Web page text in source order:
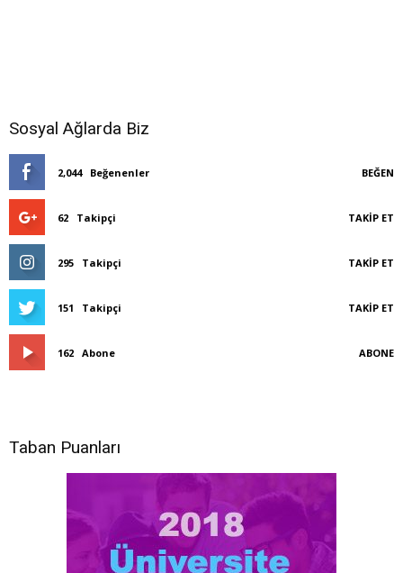
Sosyal Ağlarda Biz
2,044 Beğenenler BEĞEN
62 Takipçi TAKIP ET
295 Takipçi TAKIP ET
151 Takipçi TAKIP ET
162 Abone ABONE
Taban Puanları